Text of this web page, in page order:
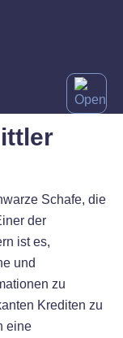
Schafe, die
der
ist es,
und
zu
Krediten zu
eine